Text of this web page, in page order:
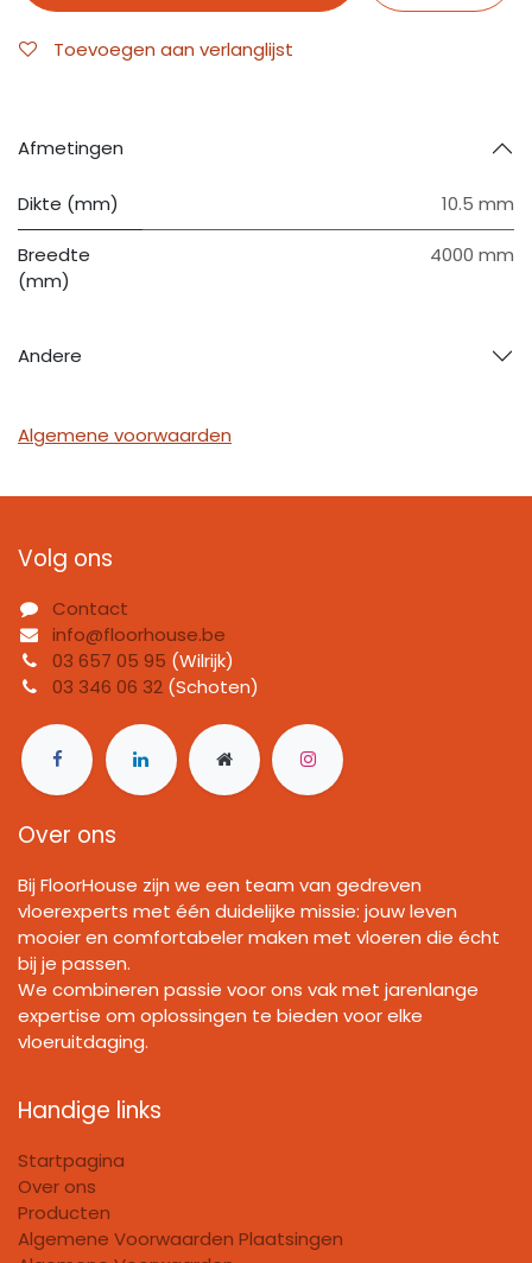
Toevoegen aan verlanglijst
Afmetingen
Dikte (mm) 10.5 mm
Breedte
(mm)
4000 mm
Andere
Algemene voorwaarden
Volg ons
Contact
info@floorhouse.be
03 657 05 95 (Wilrijk)
03 346 06 32 (Schoten)
Over ons
Bij FloorHouse zijn we een team van gedreven
vloerexperts met één duidelijke missie: jouw leven
mooier en comfortabeler maken met vloeren die écht
bij je passen.
We combineren passie voor ons vak met jarenlange
expertise om oplossingen te bieden voor elke
vloeruitdaging.
Handige links
Startpagina
Over ons
Producten
Algemene Voorwaarden Plaatsingen